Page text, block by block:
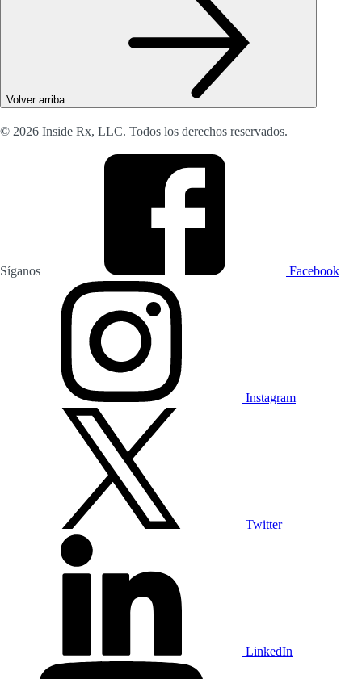
Volver arriba
© 2026 Inside Rx, LLC. Todos los derechos reservados.
Síganos Facebook
Instagram
Twitter
LinkedIn